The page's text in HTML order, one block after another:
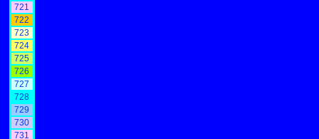
721
722
723
724
725
726
727
728
729
730
731